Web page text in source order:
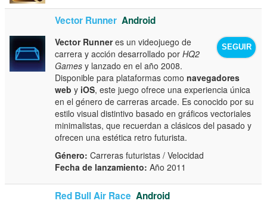
Vector Runner Android
SEGUIR
Vector Runneres un videojuego de
carrera y acción desarrollado porHQ2
Games y lanzado en el año 2008.
Disponible para plataformas comonavegadores
web y iOS, este juego ofrece una experiencia única
en el género de carreras arcade. Es conocido por su
estilo visual distintivo basado en gráficos vectoriales
minimalistas, que recuerdan a clásicos del pasado y
ofrecen una estética retro futurista.
Género: Carreras futuristas / Velocidad
Fecha de lanzamiento: Año 2011
Red Bull Air Race Android